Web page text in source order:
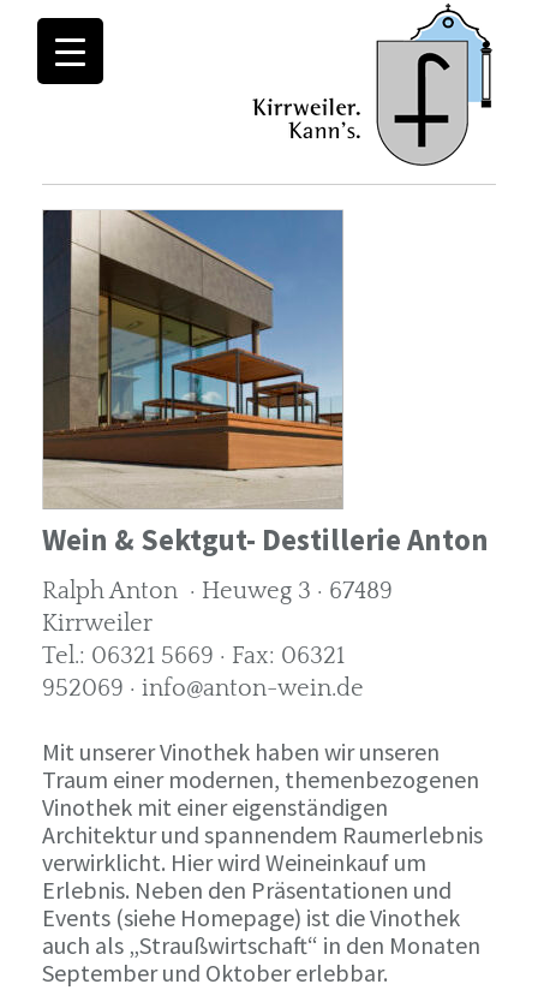
Wein & Sektgut- Destillerie Anton
Ralph Anton · Heuweg 3 · 67489
Kirrweiler
Tel.: 06321 5669 · Fax: 06321
952069 · info@anton-wein.de
Mit unserer Vinothek haben wir unseren
Traum einer modernen, themenbezogenen
Vinothek mit einer eigenständigen
Architektur und spannendem Raumerlebnis
verwirklicht. Hier wird Weineinkauf um
Erlebnis. Neben den Präsentationen und
Events (siehe Homepage) ist die Vinothek
auch als „Straußwirtschaft“ in den Monaten
September und Oktober erlebbar.